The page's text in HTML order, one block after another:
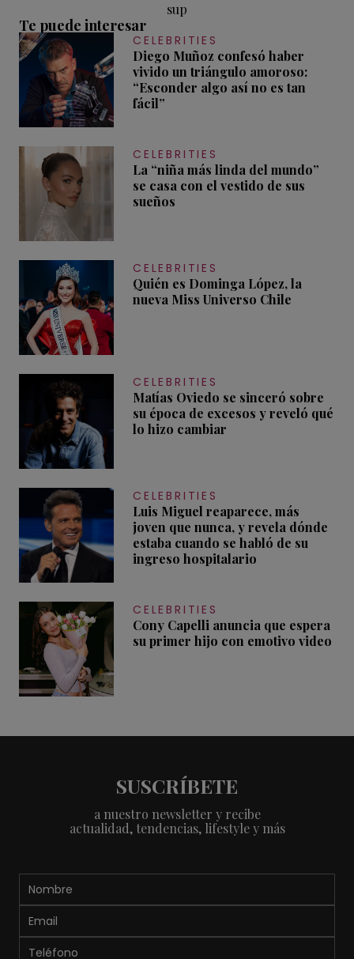
sup
Te puede interesar
CELEBRITIES
Diego Muñoz confesó haber
vivido un triángulo amoroso:
“Esconder algo así no es tan
fácil”
CELEBRITIES
La “niña más linda del mundo”
se casa con el vestido de sus
sueños
CELEBRITIES
Quién es Dominga López, la
nueva Miss Universo Chile
CELEBRITIES
Matías Oviedo se sinceró sobre
su época de excesos y reveló qué
lo hizo cambiar
CELEBRITIES
Luis Miguel reaparece, más
joven que nunca, y revela dónde
estaba cuando se habló de su
ingreso hospitalario
CELEBRITIES
Cony Capelli anuncia que espera
su primer hijo con emotivo video
SUSCRÍBETE
a nuestro newsletter y recibe
actualidad, tendencias, lifestyle y más